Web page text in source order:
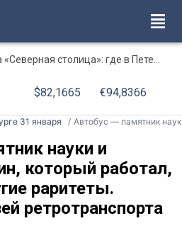
где в Петербурге будут перекрыты дороги 9 августа
$82,1665 €94,8366
31 января Автобус — памятник науки и техники, лимузин, который работал, как такси и другие раритеты. Нескучный музей ретротранспорта
науки и
который работал,
раритеты.
ретротранспорта